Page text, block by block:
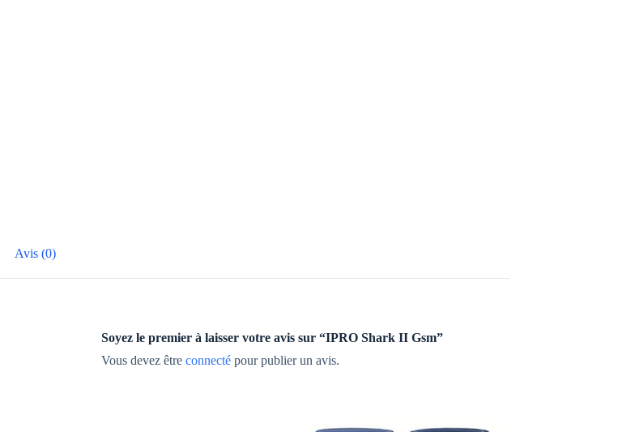
Avis (0)
Soyez le premier à laisser votre avis sur “IPRO Shark II Gsm”
Vous devez être connectépour publier un avis.